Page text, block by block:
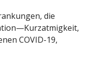
die
COVID-19,